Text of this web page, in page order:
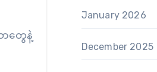
ာတွေနဲ့
January 2026
December 2025